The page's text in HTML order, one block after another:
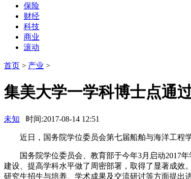
保险
财经
科技
商业
滚动
首页 > 产业 >
集美大学一学科博士点通
未知 时间:2017-08-14 12:51
近日，国务院学位委员会第七届船舶与海洋工程学
国务院学位委员会、教育部于今年3月启动2017年
建设、提高学科水平做了周密部署，取得了显著成效
研究生招生与培养、学术成果及交流研讨等方面提出